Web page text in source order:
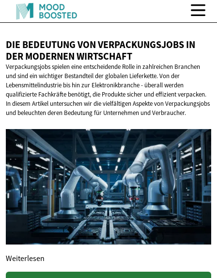
DIE BEDEUTUNG VON VERPACKUNGSJOBS IN
DERMODERNEN WIRTSCHAFT
Verpackungsjobs spielen eine entscheidende Rolle in zahlreichen Branchen
und sind ein wichtiger Bestandteil der globalen Lieferkette. Von der
Lebensmittelindustrie bis hin zur Elektronikbranche - überall werden
qualifizierte Fachkräfte benötigt, die Produkte sicher und effizient verpacken.
In diesem Artikel untersuchen wir die vielfältigen Aspekte von Verpackungsjobs
und beleuchten deren Bedeutung für Unternehmen und Verbraucher.
Weiterlesen